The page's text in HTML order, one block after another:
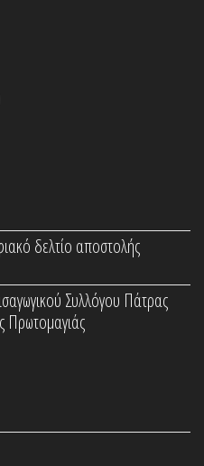
δελτίο αποστολής
Συλλόγου Πάτρας
Πρωτομαγιάς